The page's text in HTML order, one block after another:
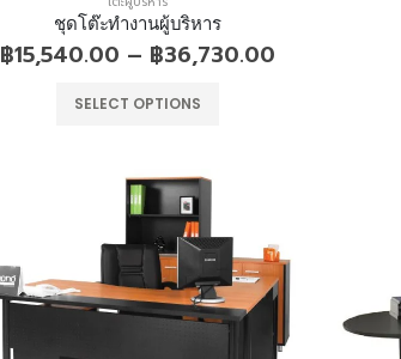
ชุดโต๊ะทำงานผู้บริหาร
฿15,540.00 – ฿36,730.00
SELECT OPTIONS
หมอนหมุน หมอนหมุ
out of 5